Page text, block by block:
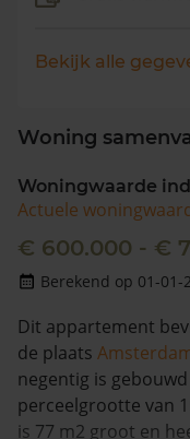
Bekijk alle
Woning
Woningwaarde
Actuele
€ 600.000 - €
Berekend op 01-01-
Dit appartement
de plaats
negentig is
perceelgrootte van
is 77 m2 groot en